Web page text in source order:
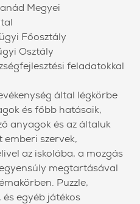
Megyei
Főosztály
Osztály
feladatokkal
által légkörbe
és főbb hatásaik,
anyagok és az általuk
szervek,
az iskolába, a mozgás
megtartásával
Puzzle,
és egyéb játékos